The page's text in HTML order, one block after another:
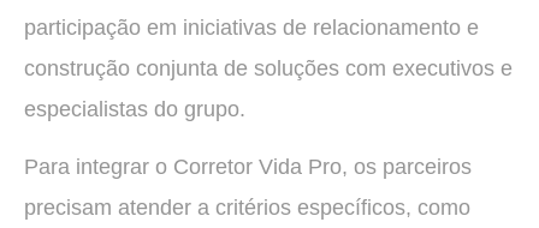
participação em iniciativas de relacionamento e
construção conjunta de soluções com executivos e
especialistas do grupo.
Para integrar o Corretor Vida Pro, os parceiros
precisam atender a critérios específicos, como